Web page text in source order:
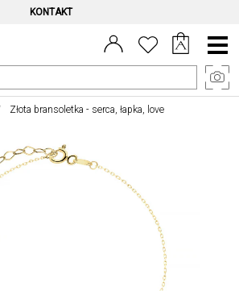
KONTAKT
Menu
główne
Złota bransoletka - serca, łapka, love